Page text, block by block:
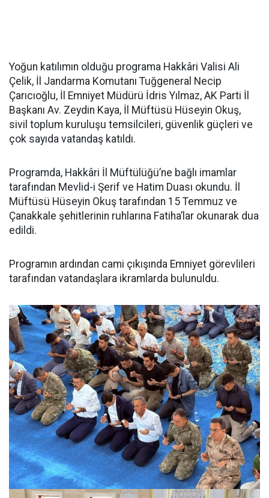
Yoğun katılımın olduğu programa Hakkâri Valisi Ali
Çelik, İl Jandarma Komutanı Tuğgeneral Necip
Çarıcıoğlu, İl Emniyet Müdürü İdris Yılmaz, AK Parti İl
Başkanı Av. Zeydin Kaya, İl Müftüsü Hüseyin Okuş,
sivil toplum kuruluşu temsilcileri, güvenlik güçleri ve
çok sayıda vatandaş katıldı.
Programda, Hakkâri İl Müftülüğü’ne bağlı imamlar
tarafından Mevlid-i Şerif ve Hatim Duası okundu. İl
Müftüsü Hüseyin Okuş tarafından 15 Temmuz ve
Çanakkale şehitlerinin ruhlarına Fatiha’lar okunarak dua
edildi.
Programın ardından cami çıkışında Emniyet görevlileri
tarafından vatandaşlara ikramlarda bulunuldu.